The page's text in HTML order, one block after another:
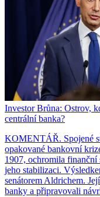
Investor Brůna: Ostrov,
centrální banka?
KOMENTÁŘ. Spojené
opakované bankovní
1907, ochromila finanční
jeho stabilizaci.
senátorem Aldrichem.
banky a připravovali